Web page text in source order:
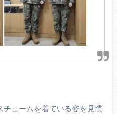
チュームを着ている姿を見慣